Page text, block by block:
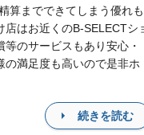
算までできてしまう優れも
はお近くのB-SELECTシ
のサービスもあり安心・
満足度も高いので是非ホ
続きを読む